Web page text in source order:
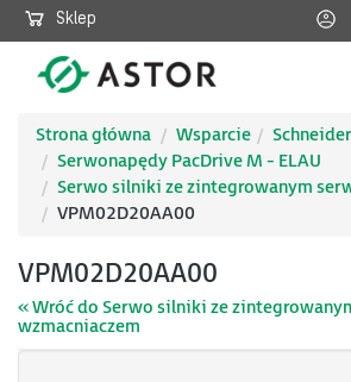
Sklep
Strona główna
Wsparcie
Serwonapędy PacDrive M - ELAU
Serwo silniki ze zintegrowanym
VPM02D20AA00
VPM02D20AA00
« Wróć do Serwo silniki ze
wzmacniaczem